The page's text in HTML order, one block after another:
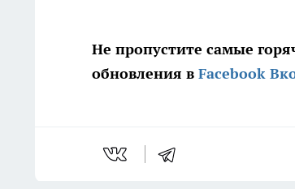
Не пропустите самые
обновления в Facebook